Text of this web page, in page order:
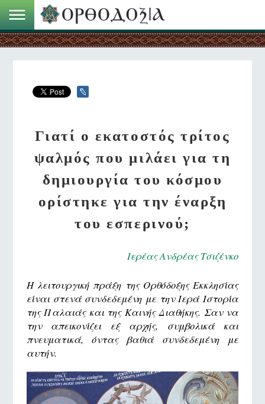
Γιατί ο εκατοστός τρίτος
ψαλμός που μιλάει για τη
δημιουργία του κόσμου
ορίστηκε για την έναρξη
του εσπερινού;
Ιερέας Ανδρέας Τσιζένκο
Η λειτουργική πράξη της Ορθόδοξης Εκκλησίας
είναι στενά συνδεδεμένη με την Ιερά Ιστορία
της Παλαιάς και της Καινής Διαθήκης. Σαν να
την απεικονίζει εξ αρχής, συμβολικά και
πνευματικά, όντας βαθιά συνδεδεμένη με
αυτήν.